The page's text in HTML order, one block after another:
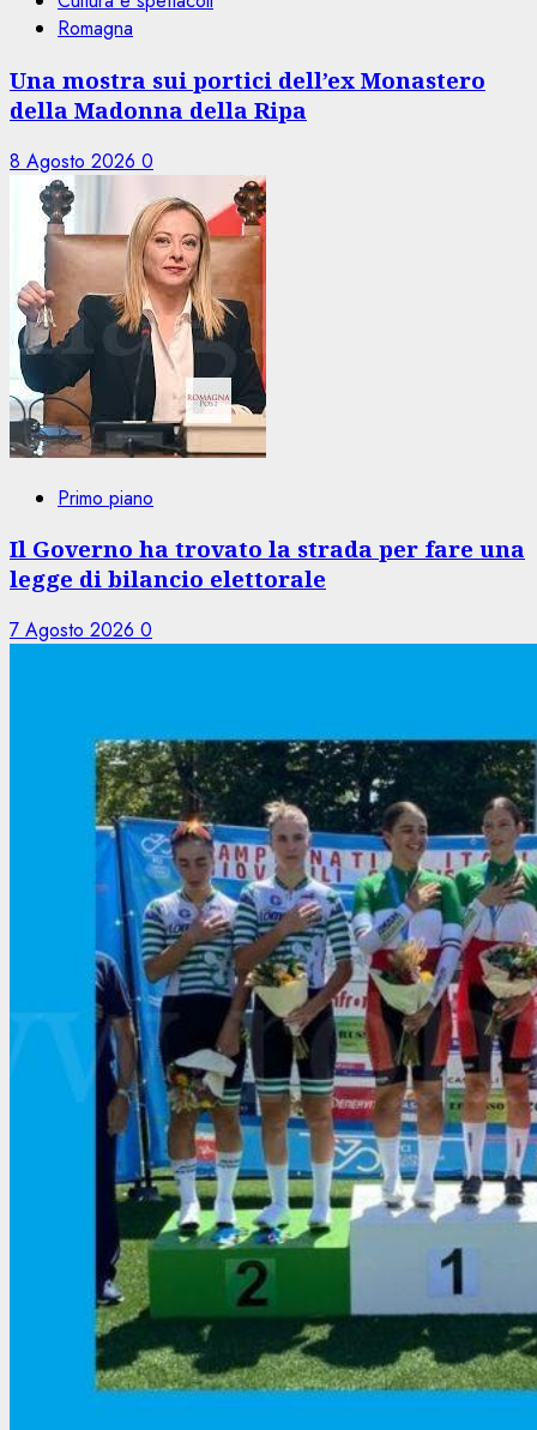
Romagna
Una mostra sui portici dell’ex Monastero
della Madonna della Ripa
8 Agosto 2026 0
Primo piano
Il Governo ha trovato la strada per fare una
legge di bilancio elettorale
7 Agosto 2026 0